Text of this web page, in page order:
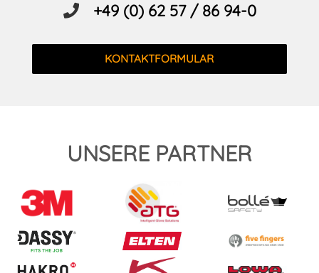
+49 (0) 62 57 / 86 94-0
KONTAKTFORMULAR
UNSERE PARTNER